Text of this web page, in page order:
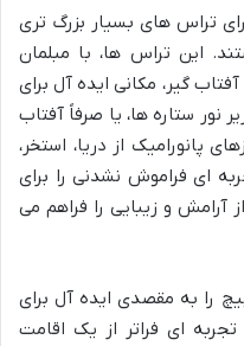
تراس های بسیار بزرگ تری
این تراس ها، با مبلمان
گیر، مکانی ایده آل برای
نور ستاره ها، یا صرفاً آفتاب
پانورامیک از دریا، استخر،
ای فراموش نشدنی را برای
آرامش و زیبایی را فراهم می
را به مقصدی ایده آل برای
ای فراتر از یک اقامت